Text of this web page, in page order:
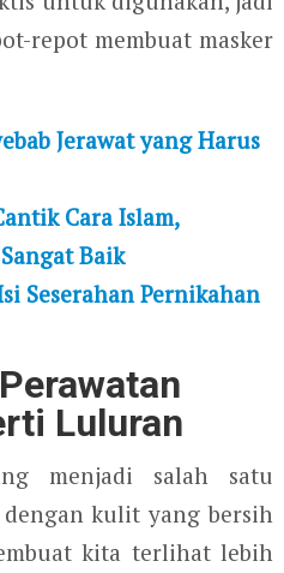
repot membuat masker
Jerawat yang Harus
Cara Islam,
Baik
Seserahan Pernikahan
Luluran
menjadi salah satu
kulit yang bersih
kita terlihat lebih